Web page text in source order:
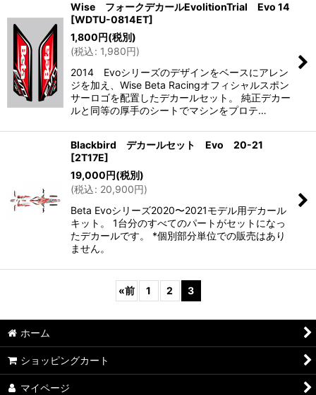
Wise フォークデカールEvolitionTrial Evo 14
[WDTU-0814ET]
1,800円(税別)
(税込: 1,980円)
2014 Evoシリーズのデザインをベースにアレン
ジを加え、Wise Beta Racingオフィシャルスポン
サーロゴを配置したデカールセット。 純正デカー
ルと同等の厚手のシートでマシンをプロテ…
Blackbird デカールセット Evo 20-21
[2T17E]
19,000円(税別)
(税込: 20,900円)
Beta Evoシリーズ2020〜2021モデル用デカール
キット。 1台分のすべてのパートがセットになっ
たデカールです。 *個別部分単位での販売はあり
ません。
«前 1 2 3
ホーム
ショッピングカート
マイページ